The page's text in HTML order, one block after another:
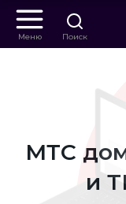
Меню Поиск
МТС
и